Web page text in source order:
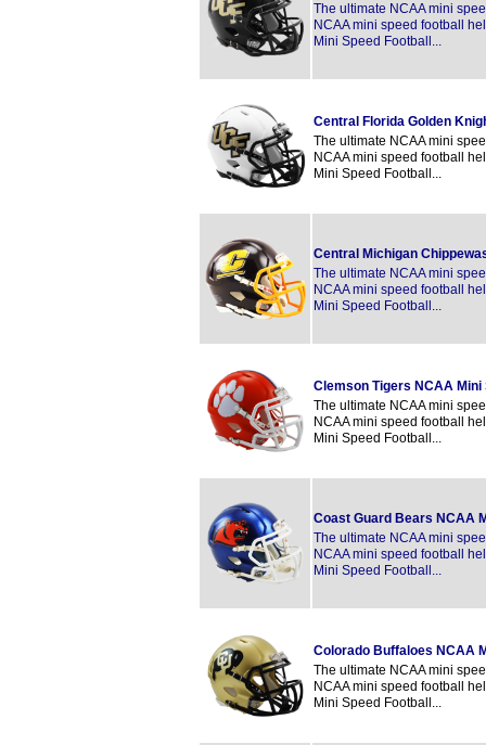
The ultimate NCAA mini
NCAA mini speed football
Mini Speed Football...
Central Florida Golden
The ultimate NCAA mini
NCAA mini speed football
Mini Speed Football...
Central Michigan
The ultimate NCAA mini
NCAA mini speed football
Mini Speed Football...
Clemson Tigers NCAA Mini
The ultimate NCAA mini
NCAA mini speed football
Mini Speed Football...
Coast Guard Bears NCAA
The ultimate NCAA mini
NCAA mini speed football
Mini Speed Football...
Colorado Buffaloes NCAA
The ultimate NCAA mini
NCAA mini speed football
Mini Speed Football...